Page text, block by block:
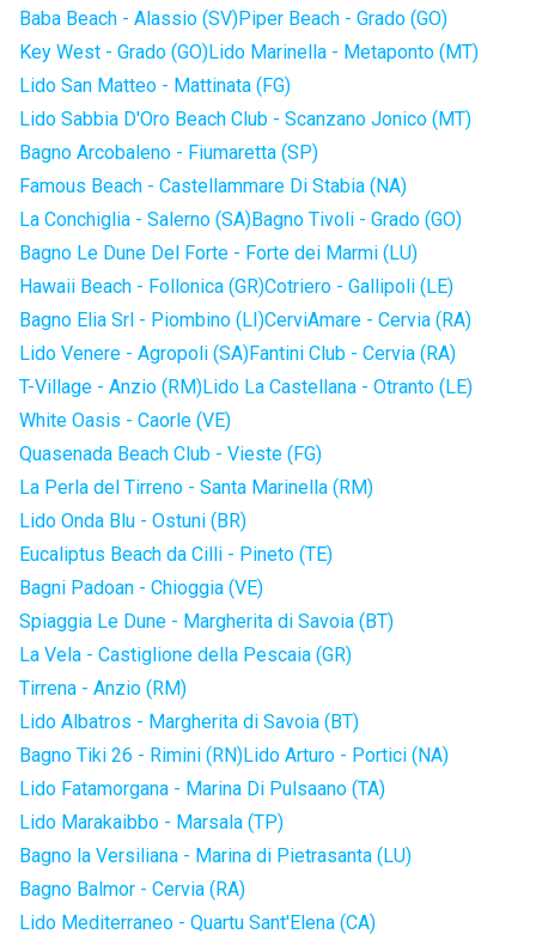
Baba Beach - Alassio (SV)Piper Beach - Grado (GO)
Key West - Grado (GO)Lido Marinella - Metaponto (MT)
Lido San Matteo - Mattinata (FG)
Lido Sabbia D'Oro Beach Club - Scanzano Jonico (MT)
Bagno Arcobaleno - Fiumaretta (SP)
Famous Beach - Castellammare Di Stabia (NA)
La Conchiglia - Salerno (SA)Bagno Tivoli - Grado (GO)
Bagno Le Dune Del Forte - Forte dei Marmi (LU)
Hawaii Beach - Follonica (GR)Cotriero - Gallipoli (LE)
Bagno Elia Srl - Piombino (LI)CerviAmare - Cervia (RA)
Lido Venere - Agropoli (SA)Fantini Club - Cervia (RA)
T-Village - Anzio (RM)Lido La Castellana - Otranto (LE)
White Oasis - Caorle (VE)
Quasenada Beach Club - Vieste (FG)
La Perla del Tirreno - Santa Marinella (RM)
Lido Onda Blu - Ostuni (BR)
Eucaliptus Beach da Cilli - Pineto (TE)
Bagni Padoan - Chioggia (VE)
Spiaggia Le Dune - Margherita di Savoia (BT)
La Vela - Castiglione della Pescaia (GR)
Tirrena - Anzio (RM)
Lido Albatros - Margherita di Savoia (BT)
Bagno Tiki 26 - Rimini (RN)Lido Arturo - Portici (NA)
Lido Fatamorgana - Marina Di Pulsaano (TA)
Lido Marakaibbo - Marsala (TP)
Bagno la Versiliana - Marina di Pietrasanta (LU)
Bagno Balmor - Cervia (RA)
Lido Mediterraneo - Quartu Sant'Elena (CA)